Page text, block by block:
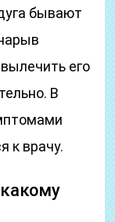
бывают
его
В
к врачу.